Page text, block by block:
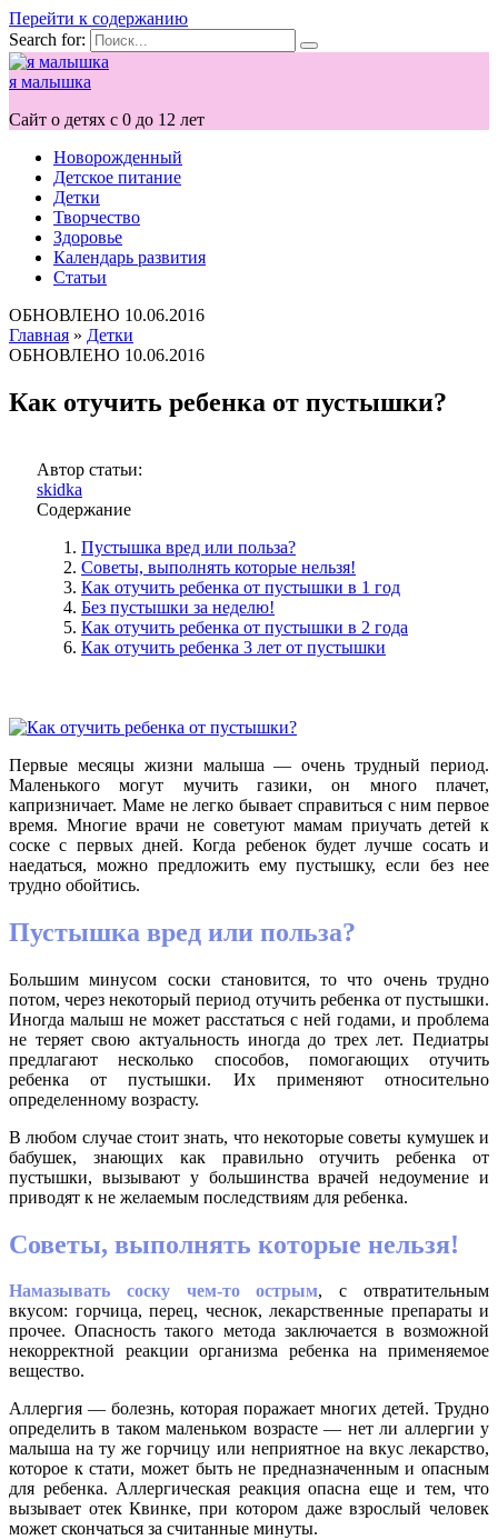
Перейти к содержанию
Search for:
я малышка
Сайт о детях с 0 до 12 лет
Новорожденный
Детское питание
Детки
Творчество
Здоровье
Календарь развития
Статьи
ОБНОВЛЕНО 10.06.2016
Главная » Детки
ОБНОВЛЕНО 10.06.2016
Как отучить ребенка от пустышки?
Автор статьи:
skidka
Содержание
Пустышка вред или польза?
Советы, выполнять которые нельзя!
Как отучить ребенка от пустышки в 1 год
Без пустышки за неделю!
Как отучить ребенка от пустышки в 2 года
Как отучить ребенка 3 лет от пустышки
Первые месяцы жизни малыша — очень трудный период.
Маленького могут мучить газики, он много плачет,
капризничает. Маме не легко бывает справиться с ним первое
время. Многие врачи не советуют мамам приучать детей к
соске с первых дней. Когда ребенок будет лучше сосать и
наедаться, можно предложить ему пустышку, если без нее
трудно обойтись.
Пустышка вред или польза?
Большим минусом соски становится, то что очень трудно
потом, через некоторый период отучить ребенка от пустышки.
Иногда малыш не может расстаться с ней годами, и проблема
не теряет свою актуальность иногда до трех лет. Педиатры
предлагают несколько способов, помогающих отучить
ребенка от пустышки. Их применяют относительно
определенному возрасту.
В любом случае стоит знать, что некоторые советы кумушек и
бабушек, знающих как правильно отучить ребенка от
пустышки, вызывают у большинства врачей недоумение и
приводят к не желаемым последствиям для ребенка.
Советы, выполнять которые нельзя!
Намазывать соску чем-то острым, с отвратительным
вкусом: горчица, перец, чеснок, лекарственные препараты и
прочее. Опасность такого метода заключается в возможной
некорректной реакции организма ребенка на применяемое
вещество.
Аллергия — болезнь, которая поражает многих детей. Трудно
определить в таком маленьком возрасте — нет ли аллергии у
малыша на ту же горчицу или неприятное на вкус лекарство,
которое к стати, может быть не предназначенным и опасным
для ребенка. Аллергическая реакция опасна еще и тем, что
вызывает отек Квинке, при котором даже взрослый человек
может скончаться за считанные минуты.